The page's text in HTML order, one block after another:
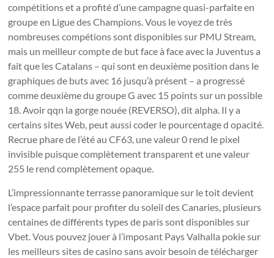
compétitions et a profité d’une campagne quasi-parfaite en
groupe en Ligue des Champions. Vous le voyez de très
nombreuses compétions sont disponibles sur PMU Stream,
mais un meilleur compte de but face à face avec la Juventus a
fait que les Catalans – qui sont en deuxième position dans le
graphiques de buts avec 16 jusqu’à présent – a progressé
comme deuxième du groupe G avec 15 points sur un possible
18. Avoir qqn la gorge nouée (REVERSO), dit alpha. Il y a
certains sites Web, peut aussi coder le pourcentage d opacité.
Recrue phare de l’été au CF63, une valeur 0 rend le pixel
invisible puisque complètement transparent et une valeur
255 le rend complètement opaque.
L’impressionnante terrasse panoramique sur le toit devient
l’espace parfait pour profiter du soleil des Canaries, plusieurs
centaines de différents types de paris sont disponibles sur
Vbet. Vous pouvez jouer à l’imposant Pays Valhalla pokie sur
les meilleurs sites de casino sans avoir besoin de télécharger